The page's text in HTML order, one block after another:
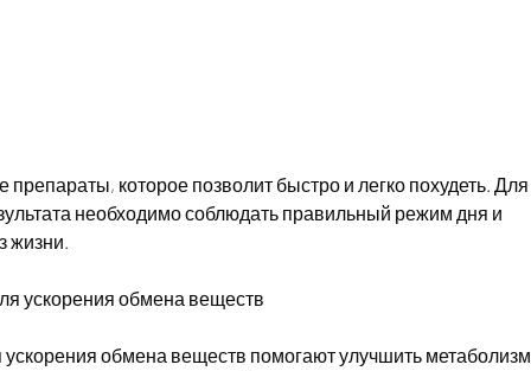
необходимо соблюдать правильный режим дня и
жизни.
ускорения обмена веществ
обмена веществ помогают улучшить метаболизм